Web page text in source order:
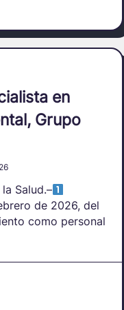
en
Grupo
Salud.–
de 2026, del
como personal